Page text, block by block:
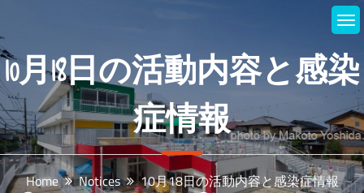
content
10月18日の活動内容と感染
症情報
Home Notices 10月18日の活動内容と感染症情報